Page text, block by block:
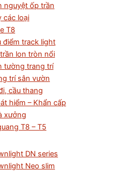
nguyệt ốp trần
các loại
T8
điểm track light
lon tròn nổi
tường trang trí
trí sân vườn
cầu thang
hiểm – Khẩn cấp
xưởng
T8 – T5
DN series
Neo slim